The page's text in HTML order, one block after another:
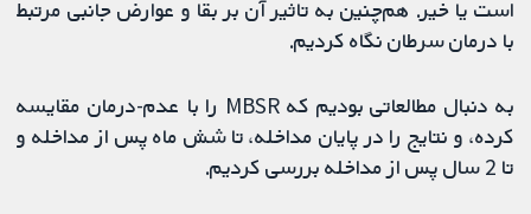
است یا خیر. هم‌چنین به تاثیر آن بر بقا و عوارض جانبی مرتبط
با درمان سرطان نگاه کردیم.
به دنبال مطالعاتی بودیم که MBSR را با عدم-درمان مقایسه
کرده، و نتایج را در پایان مداخله، تا شش ماه پس از مداخله و
تا 2 سال پس از مداخله بررسی کردیم.